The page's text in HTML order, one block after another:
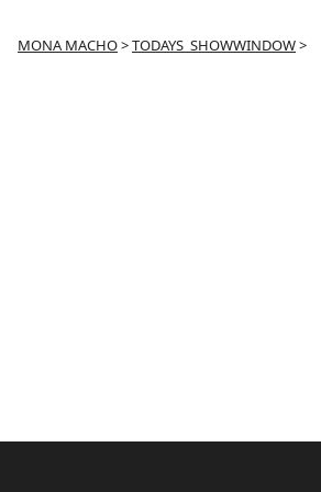
MONA MACHO>TODAYS_SHOWWINDOW>